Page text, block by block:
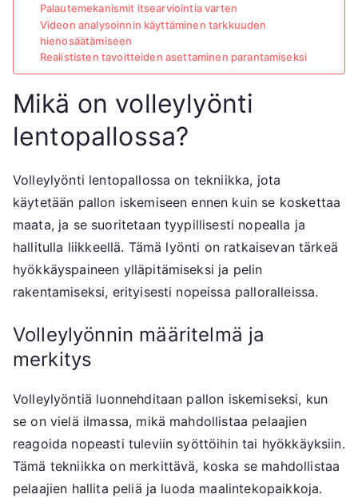
Palautemekanismit itsearviointia varten
Videon analysoinnin käyttäminen tarkkuuden
hienosäätämiseen
Realististen tavoitteiden asettaminen parantamiseksi
Mikä on volleylyönti
lentopallossa?
Volleylyönti lentopallossa on tekniikka, jota
käytetään pallon iskemiseen ennen kuin se koskettaa
maata, ja se suoritetaan tyypillisesti nopealla ja
hallitulla liikkeellä. Tämä lyönti on ratkaisevan tärkeä
hyökkäyspaineen ylläpitämiseksi ja pelin
rakentamiseksi, erityisesti nopeissa palloralleissa.
Volleylyönnin määritelmä ja
merkitys
Volleylyöntiä luonnehditaan pallon iskemiseksi, kun
se on vielä ilmassa, mikä mahdollistaa pelaajien
reagoida nopeasti tuleviin syöttöihin tai hyökkäyksiin.
Tämä tekniikka on merkittävä, koska se mahdollistaa
pelaajien hallita peliä ja luoda maalintekopaikkoja.